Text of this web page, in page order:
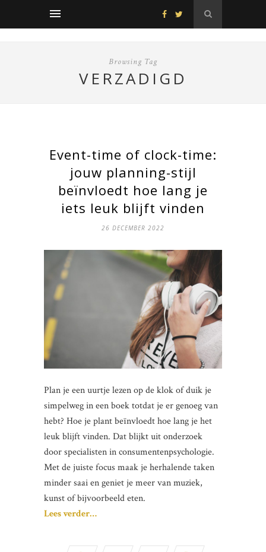
Browsing Tag
VERZADIGD
Event-time of clock-time:
jouw planning-stijl
beïnvloedt hoe lang je
iets leuk blijft vinden
26 DECEMBER 2022
Plan je een uurtje lezen op de klok of duik je
simpelweg in een boek totdat je er genoeg van
hebt? Hoe je plant beïnvloedt hoe lang je het
leuk blijft vinden. Dat blijkt uit onderzoek
door specialisten in consumentenpsychologie.
Met de juiste focus maak je herhalende taken
minder saai en geniet je meer van muziek,
kunst of bijvoorbeeld eten.
Lees verder…